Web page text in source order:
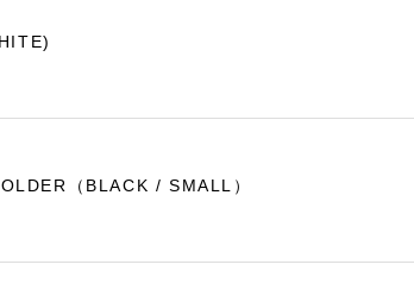
（BLACK / SMALL）